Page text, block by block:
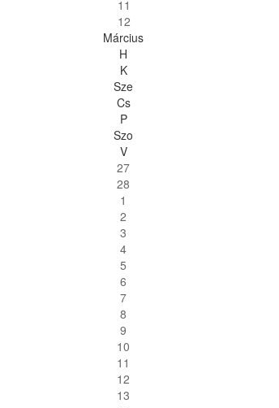
11
12
Március
H
K
Sze
Cs
P
Szo
V
27
28
1
2
3
4
5
6
7
8
9
10
11
12
13